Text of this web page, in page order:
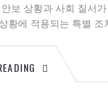
보 상황과 사회 질서
황에 적용되는 특별 조